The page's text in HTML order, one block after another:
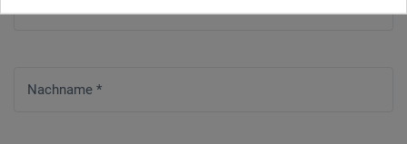
Nachname *